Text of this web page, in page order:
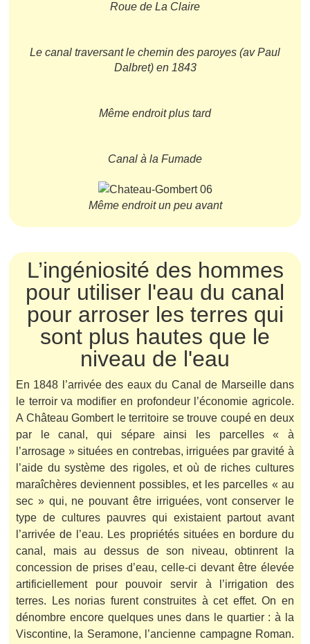
Roue de La Claire
Le canal traversant le chemin des paroyes (av Paul
Dalbret) en 1843
Même endroit plus tard
Canal à la Fumade
Même endroit un peu avant
L’ingéniosité des hommes
pour utiliser l'eau du canal
pour arroser les terres qui
sont plus hautes que le
niveau de l'eau
En 1848 l’arrivée des eaux du Canal de Marseille dans
le terroir va modifier en profondeur l’économie agricole.
A Château Gombert le territoire se trouve coupé en deux
par le canal, qui sépare ainsi les parcelles « à
l’arrosage » situées en contrebas, irriguées par gravité à
l’aide du système des rigoles, et où de riches cultures
maraîchères deviennent possibles, et les parcelles « au
sec » qui, ne pouvant être irriguées, vont conserver le
type de cultures pauvres qui existaient partout avant
l’arrivée de l’eau. Les propriétés situées en bordure du
canal, mais au dessus de son niveau, obtinrent la
concession de prises d’eau, celle-ci devant être élevée
artificiellement pour pouvoir servir à l’irrigation des
terres. Les norias furent construites à cet effet. On en
dénombre encore quelques unes dans le quartier : à la
Viscontine, la Seramone, l’ancienne campagne Roman.